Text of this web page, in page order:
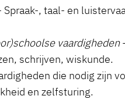
, taal- en
vaardigheden
schrijven, wiskunde.
die nodig zijn
en zelfsturing.